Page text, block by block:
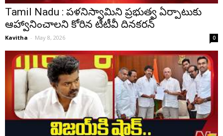
Tamil Nadu : పళనిస్వామిని ప్రభుత్వ ఏర్పాటుకు
ఆహ్వానించాలని కోరిన టీటీవీ దినకరన్
Kavitha - May 8, 2026 0